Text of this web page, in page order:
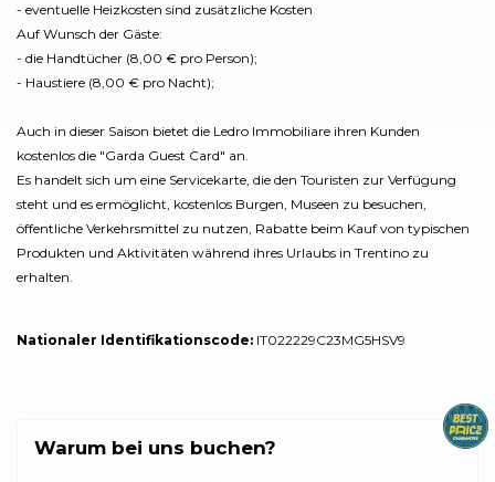
- eventuelle Heizkosten sind zusätzliche Kosten
Auf Wunsch der Gäste:
- die Handtücher (8,00 € pro Person);
- Haustiere (8,00 € pro Nacht);
Auch in dieser Saison bietet die Ledro Immobiliare ihren Kunden
kostenlos die "Garda Guest Card" an.
Es handelt sich um eine Servicekarte, die den Touristen zur Verfügung
steht und es ermöglicht, kostenlos Burgen, Museen zu besuchen,
öffentliche Verkehrsmittel zu nutzen, Rabatte beim Kauf von typischen
Produkten und Aktivitäten während ihres Urlaubs in Trentino zu
erhalten.
Nationaler Identifikationscode: IT022229C23MG5HSV9
Warum bei uns buchen?